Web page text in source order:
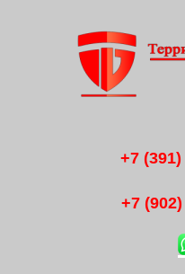
+7 (391)
+7 (902)